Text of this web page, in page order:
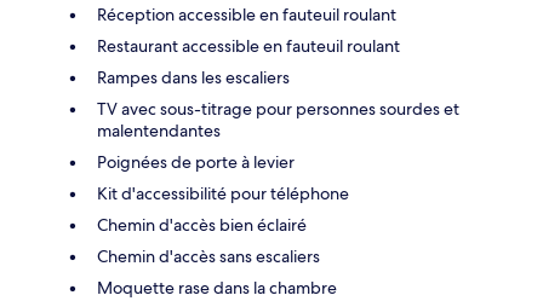
Réception accessible en fauteuil roulant
Restaurant accessible en fauteuil roulant
Rampes dans les escaliers
TV avec sous-titrage pour personnes sourdes et
malentendantes
Poignées de porte à levier
Kit d'accessibilité pour téléphone
Chemin d'accès bien éclairé
Chemin d'accès sans escaliers
Moquette rase dans la chambre